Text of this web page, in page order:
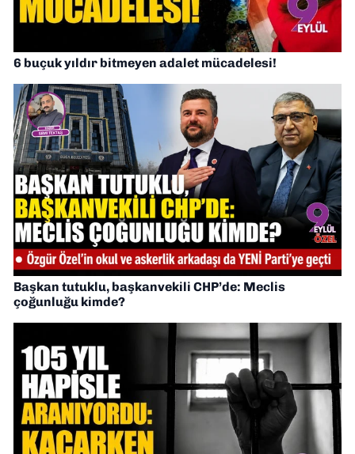
6 buçuk yıldır bitmeyen adalet mücadelesi!
Başkan tutuklu, başkanvekili CHP’de: Meclis
çoğunluğu kimde?